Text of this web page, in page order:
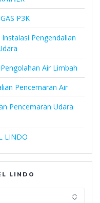
P3K
Pengendalian
Air Limbah
Pencemaran Air
Pencemaran Udara
LINDO
LINDO